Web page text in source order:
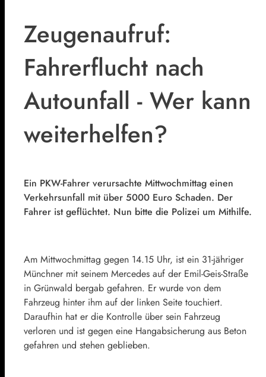
Zeugenaufruf:
Fahrerflucht nach
Autounfall - Wer kann
weiterhelfen?
Ein PKW-Fahrer verursachte Mittwochmittag einen
Verkehrsunfall mit über 5000 Euro Schaden. Der
Fahrer ist geflüchtet. Nun bitte die Polizei um Mithilfe.
Am Mittwochmittag gegen 14.15 Uhr, ist ein 31-jähriger
Münchner mit seinem Mercedes auf der Emil-Geis-Straße
in Grünwald bergab gefahren. Er wurde von dem
Fahrzeug hinter ihm auf der linken Seite touchiert.
Daraufhin hat er die Kontrolle über sein Fahrzeug
verloren und ist gegen eine Hangabsicherung aus Beton
gefahren und stehen geblieben.